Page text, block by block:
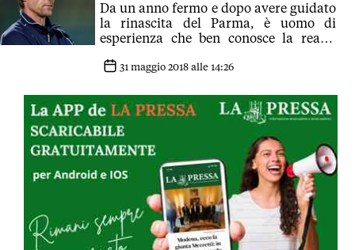
Da un anno fermo e dopo avere guidato
la rinascita del Parma, è uomo di
esperienza che ben conosce la realtà
31 maggio 2018 alle 14:26